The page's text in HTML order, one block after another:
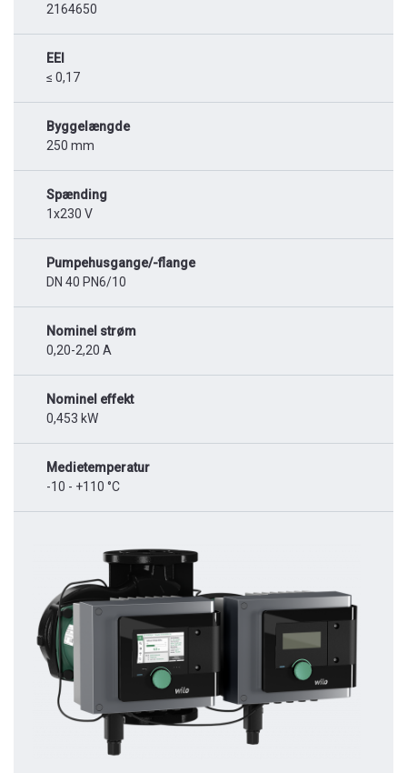
2164650
EEI
≤ 0,17
Byggelængde
250 mm
Spænding
1x230 V
Pumpehusgange/-flange
DN 40 PN6/10
Nominel strøm
0,20-2,20 A
Nominel effekt
0,453 kW
Medietemperatur
-10 - +110 °C